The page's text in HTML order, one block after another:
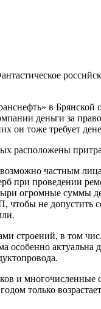
в Брянской
деньги за
он тоже требует
расположены
частным
при проведении
огромные суммы
не допустить
строений, в том
особенно
и многочисленные
только